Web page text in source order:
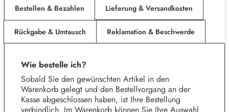
Bestellen & Bezahlen Lieferung & Versandkosten
Rückgabe & Umtausch Reklamation & Beschwerde
Wie bestelle ich?
Sobald Sie den gewünschten Artikel in den
Warenkorb gelegt und den Bestellvorgang an der
Kasse abgeschlossen haben, ist Ihre Bestellung
verbindlich. Im Warenkorb können Sie Ihre Auswahl